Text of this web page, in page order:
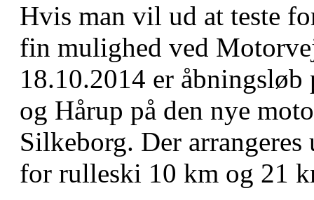
Hvis man vil ud at teste
fin mulighed ved
18.10.2014 er
og Hårup på den nye
Silkeborg. Der
for rulleski 10 km og 21